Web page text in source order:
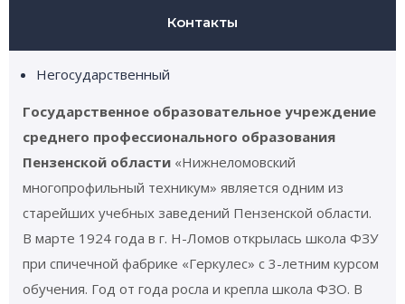
Контакты
Негосударственный
Государственное образовательное учреждение
среднего профессионального образования
Пензенской области «Нижнеломовский
многопрофильный техникум» является одним из
старейших учебных заведений Пензенской области.
В марте 1924 года в г. Н-Ломов открылась школа ФЗУ
при спичечной фабрике «Геркулес» с 3-летним курсом
обучения. Год от года росла и крепла школа ФЗО. В